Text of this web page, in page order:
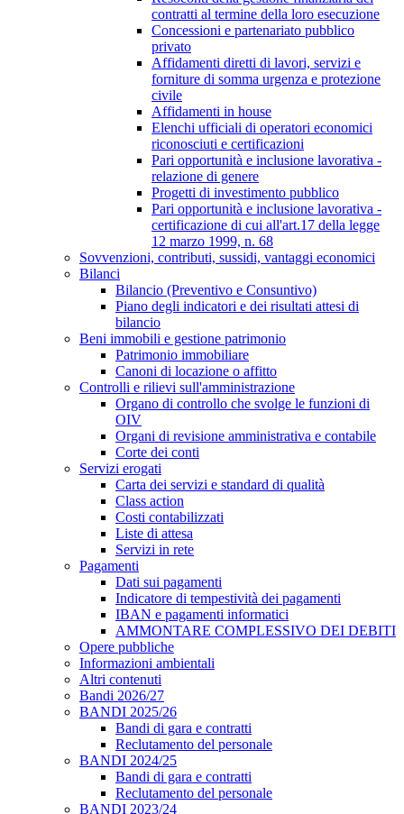
contratti al termine della loro esecuzione
Concessioni e partenariato pubblico
privato
Affidamenti diretti di lavori, servizi e
forniture di somma urgenza e protezione
civile
Affidamenti in house
Elenchi ufficiali di operatori economici
riconosciuti e certificazioni
Pari opportunità e inclusione lavorativa -
relazione di genere
Progetti di investimento pubblico
Pari opportunità e inclusione lavorativa -
certificazione di cui all'art.17 della legge
12 marzo 1999, n. 68
Sovvenzioni, contributi, sussidi, vantaggi economici
Bilanci
Bilancio (Preventivo e Consuntivo)
Piano degli indicatori e dei risultati attesi di
bilancio
Beni immobili e gestione patrimonio
Patrimonio immobiliare
Canoni di locazione o affitto
Controlli e rilievi sull'amministrazione
Organo di controllo che svolge le funzioni di
OIV
Organi di revisione amministrativa e contabile
Corte dei conti
Servizi erogati
Carta dei servizi e standard di qualità
Class action
Costi contabilizzati
Liste di attesa
Servizi in rete
Pagamenti
Dati sui pagamenti
Indicatore di tempestività dei pagamenti
IBAN e pagamenti informatici
AMMONTARE COMPLESSIVO DEI DEBITI
Opere pubbliche
Informazioni ambientali
Altri contenuti
Bandi 2026/27
BANDI 2025/26
Bandi di gara e contratti
Reclutamento del personale
BANDI 2024/25
Bandi di gara e contratti
Reclutamento del personale
BANDI 2023/24